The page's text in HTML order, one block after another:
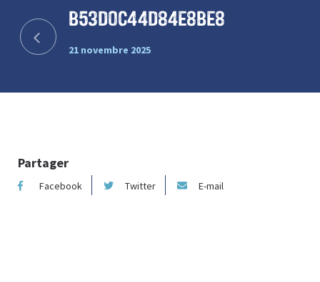
b53d0c44d84e8be8
21 novembre 2025
Partager
Facebook Twitter E-mail